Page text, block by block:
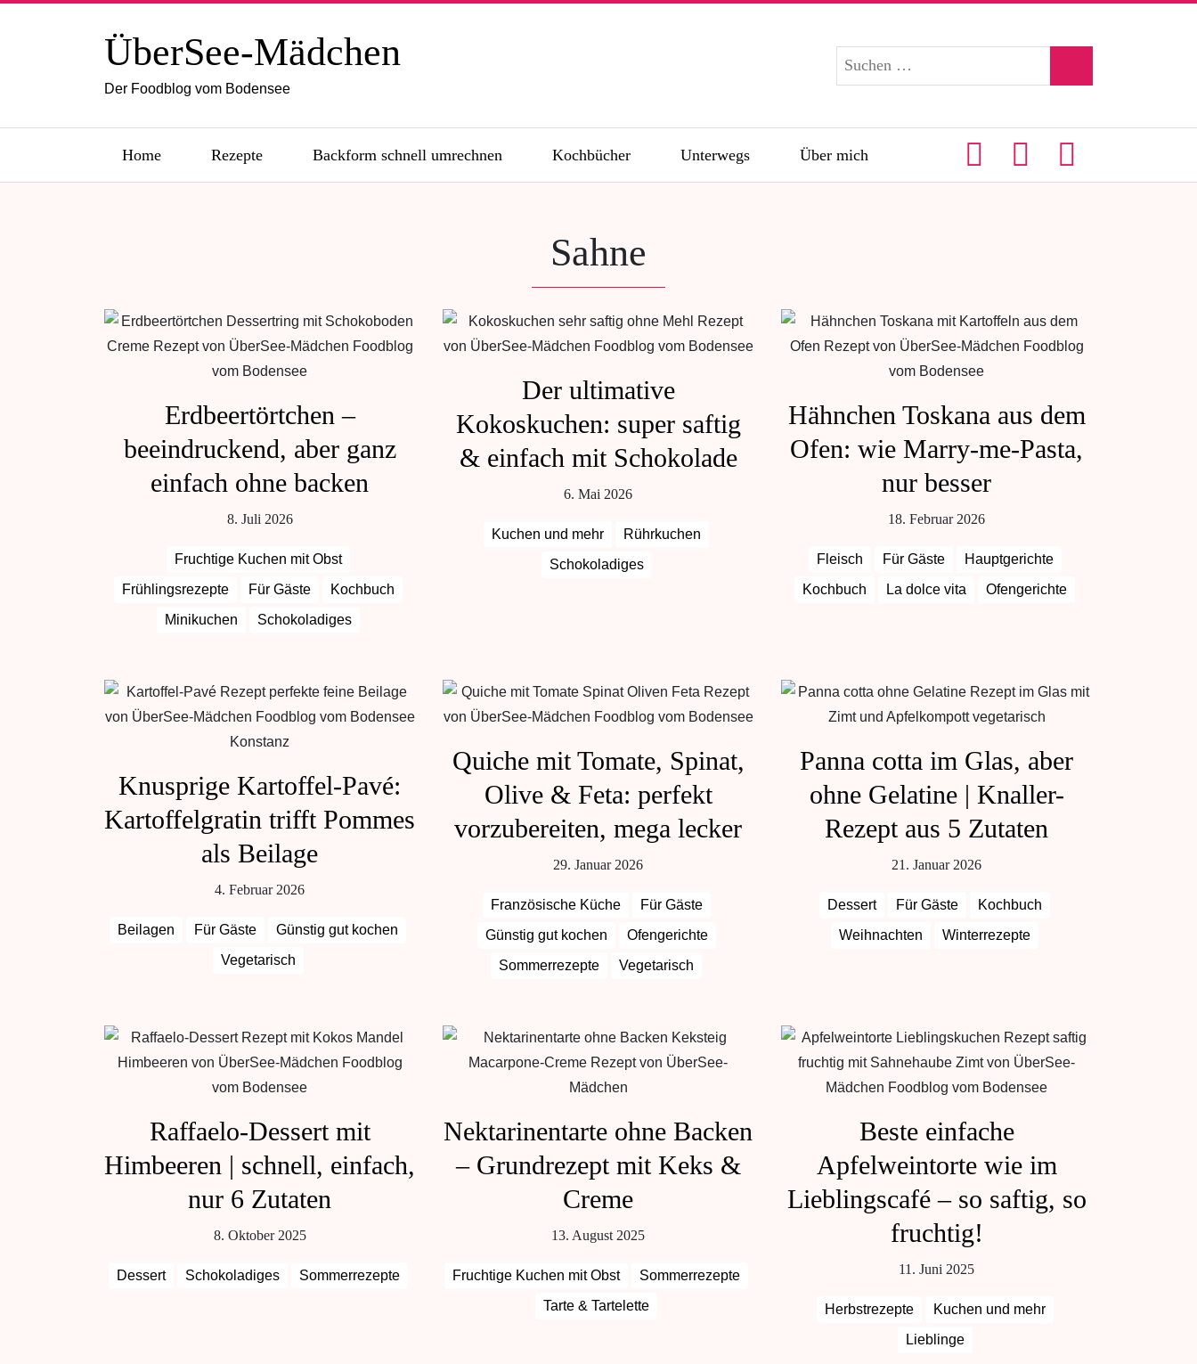
ÜberSee-Mädchen
Der Foodblog vom Bodensee
Home Rezepte Backform schnell umrechnen Kochbücher Unterwegs Über mich
Sahne
Erdbeertörtchen –
beeindruckend, aber ganz
einfach ohne backen
8. Juli 2026
Fruchtige Kuchen mit Obst
Frühlingsrezepte
Für Gäste
Kochbuch
Minikuchen
Schokoladiges
Der ultimative
Kokoskuchen: super saftig
& einfach mit Schokolade
6. Mai 2026
Kuchen und mehr
Rührkuchen
Schokoladiges
Hähnchen Toskana aus dem
Ofen: wie Marry-me-Pasta,
nur besser
18. Februar 2026
Fleisch Für Gäste
Hauptgerichte
Kochbuch
La dolce vita Ofengerichte
Knusprige Kartoffel-Pavé:
Kartoffelgratin trifft Pommes
als Beilage
4. Februar 2026
Beilagen Für Gäste
Günstig gut kochen
Vegetarisch
Quiche mit Tomate, Spinat,
Olive & Feta: perfekt
vorzubereiten, mega lecker
29. Januar 2026
Französische Küche
Für Gäste
Günstig gut kochen
Ofengerichte
Sommerrezepte
Vegetarisch
Panna cotta im Glas, aber
ohne Gelatine | Knaller-
Rezept aus 5 Zutaten
21. Januar 2026
Dessert Für Gäste
Kochbuch
Weihnachten
Winterrezepte
Raffaelo-Dessert mit
Himbeeren | schnell, einfach,
nur 6 Zutaten
8. Oktober 2025
Dessert Schokoladiges Sommerrezepte
Nektarinentarte ohne Backen
– Grundrezept mit Keks &
Creme
13. August 2025
Fruchtige Kuchen mit Obst
Sommerrezepte
Tarte & Tartelette
Beste einfache
Apfelweintorte wie im
Lieblingscafé – so saftig, so
fruchtig!
11. Juni 2025
Herbstrezepte
Kuchen und mehr
Lieblinge